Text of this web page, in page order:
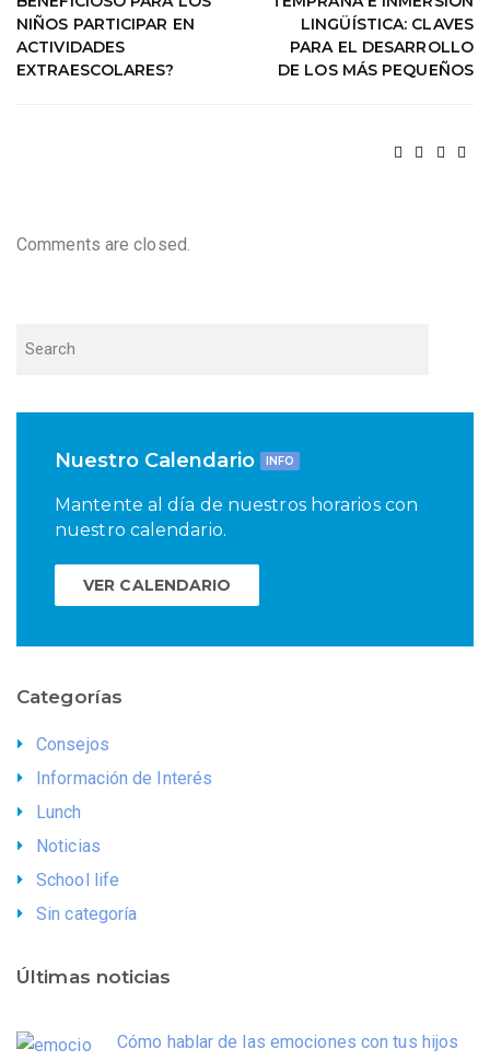
NIÑOS PARTICIPAR EN
ACTIVIDADES
EXTRAESCOLARES?
LINGÜÍSTICA: CLAVES
PARA EL DESARROLLO
DE LOS MÁS PEQUEÑOS
Comments are closed.
Nuestro Calendario INFO
Mantente al día de nuestros horarios con
nuestro calendario.
VER CALENDARIO
Categorías
Consejos
Información de Interés
Lunch
Noticias
School life
Sin categoría
Últimas noticias
Cómo hablar de las emociones con tus hijos